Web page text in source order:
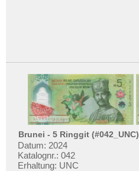
Brunei - 5 Ringgit (#042_UNC)
Datum: 2024
Katalognr.: 042
Erhaltung: UNC